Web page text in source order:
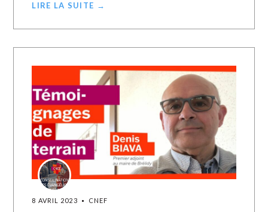
LIRE LA SUITE →
8 AVRIL 2023 CNEF